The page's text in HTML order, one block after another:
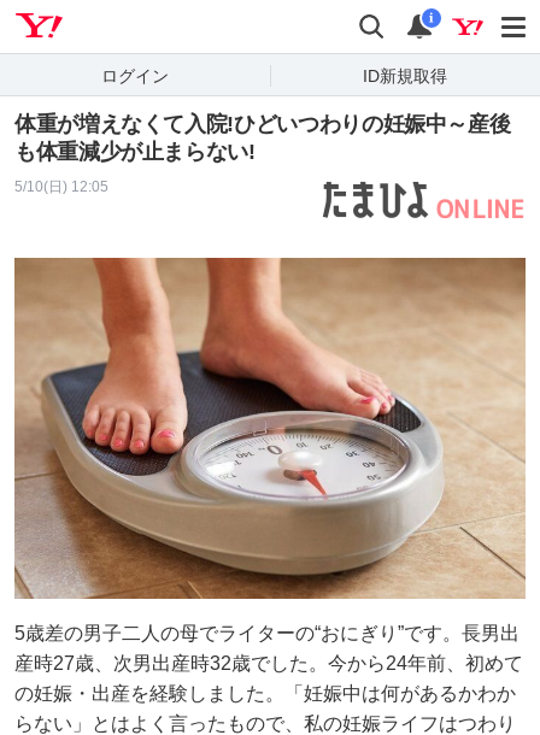
検索 通知
i
ログイン ID新規取得
体重が増えなくて入院!ひどいつわりの妊娠中～産後
も体重減少が止まらない!
5/10(日) 12:05
5歳差の男子二人の母でライターの“おにぎり”です。長男出
産時27歳、次男出産時32歳でした。今から24年前、初めて
の妊娠・出産を経験しました。「妊娠中は何があるかわか
らない」とはよく言ったもので、私の妊娠ライフはつわり